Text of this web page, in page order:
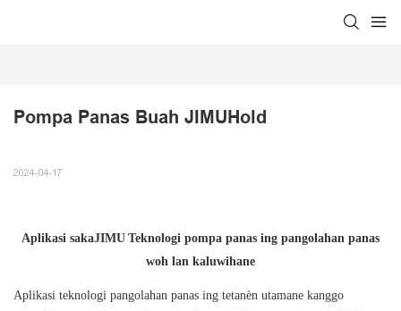
Pompa Panas Buah JIMUHold
2024-04-17
Aplikasi sakaJIMU Teknologi pompa panas ing pangolahan panas
woh lan kaluwihane
Aplikasi teknologi pangolahan panas ing tetanèn utamane kanggo